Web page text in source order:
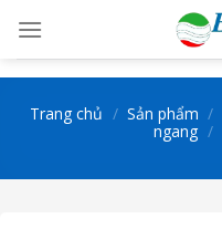
content
Trang chủ / Sản phẩm /
ngang /